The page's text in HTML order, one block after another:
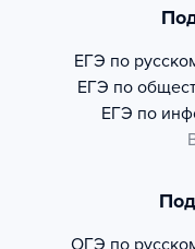
ЕГЭ по
ЕГЭ по
ЕГЭ по
ОГЭ по